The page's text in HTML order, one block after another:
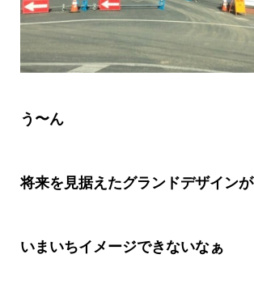
う〜ん
将来を見据えたグランドデザインが
いまいちイメージできないなぁ